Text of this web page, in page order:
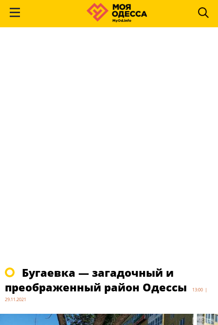
Бугаевка — загадочный и
преображенный район Одессы
13:00 |
29.11.2021